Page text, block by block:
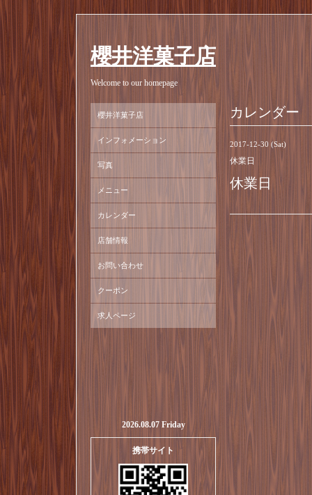
櫻井洋菓子店
Welcome to our homepage
カレンダー
2017-12-30 (Sat)
休業日
休業日
櫻井洋菓子店
インフォメーション
写真
メニュー
カレンダー
店舗情報
お問い合わせ
クーポン
求人ページ
2026.08.07 Friday
携帯サイト